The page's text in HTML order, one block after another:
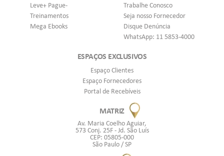
Leve+ Pague-
Treinamentos
Mega Ebooks
Trabalhe Conosco
Seja nosso Fornecedor
Disque Denúncia
WhatsApp: 11 5853-4000
ESPAÇOS EXCLUSIVOS
Espaço Clientes
Espaço Fornecedores
Portal de Recebíveis
MATRIZ
Av. Maria Coelho Aguiar,
573 Conj. 25F - Jd. São Luís
CEP: 05805-000
São Paulo / SP